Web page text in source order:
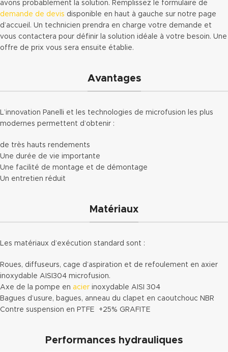
avons probablement la solution. Remplissez le formulaire de
demande de devis disponible en haut à gauche sur notre page
d’accueil. Un technicien prendra en charge votre demande et
vous contactera pour définir la solution idéale à votre besoin. Une
offre de prix vous sera ensuite établie.
Avantages
L’innovation Panelli et les technologies de microfusion les plus
modernes permettent d’obtenir :
de très hauts rendements
Une durée de vie importante
Une facilité de montage et de démontage
Un entretien réduit
Matériaux
Les matériaux d’exécution standard sont :
Roues, diffuseurs, cage d’aspiration et de refoulement en axier
inoxydable AISI304 microfusion.
Axe de la pompe en acier inoxydable AISI 304
Bagues d’usure, bagues, anneau du clapet en caoutchouc NBR
Contre suspension en PTFE +25% GRAFITE
Performances hydrauliques